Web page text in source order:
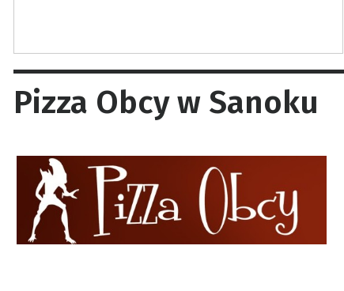
Pizza Obcy w Sanoku